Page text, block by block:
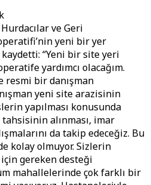
ve Geri
yeni bir yer
“Yeni bir site yeri
yardımcı olacağım.
bir danışman
yeni site arazisinin
yapılması konusunda
alınması, imar
da takip edeceğiz. Bu
kolay olmuyor. Sizlerin
gereken desteği
mahallelerinde çok farklı bir